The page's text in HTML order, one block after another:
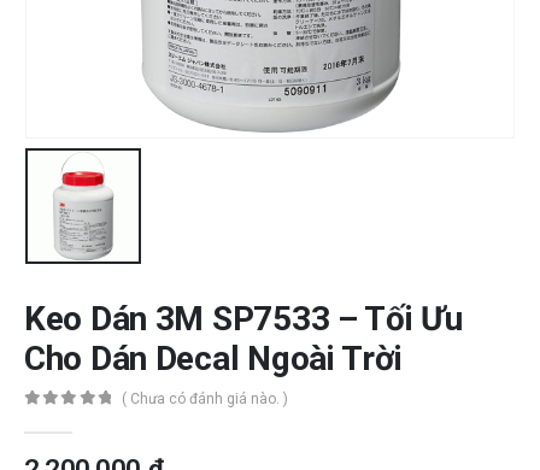
Keo Dán 3M SP7533 – Tối Ưu
Cho Dán Decal Ngoài Trời
( Chưa có đánh giá nào. )